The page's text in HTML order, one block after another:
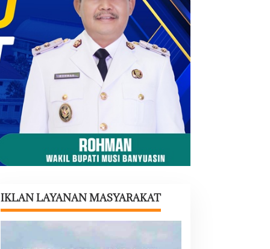
IKLAN LAYANAN MASYARAKAT